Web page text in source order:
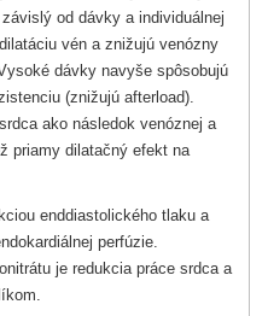
od dávky a individuálnej
vén a znižujú venózny
dávky navyše spôsobujú
(znižujú afterload).
ako následok venóznej a
priamy dilatačný efekt na
enddiastolického tlaku a
perfúzie.
je redukcia práce srdca a